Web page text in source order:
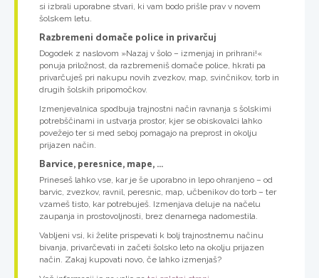
si izbrali uporabne stvari, ki vam bodo prišle prav v novem
šolskem letu.
Razbremeni domače police in privarčuj
Dogodek z naslovom »Nazaj v šolo – izmenjaj in prihrani!«
ponuja priložnost, da razbremeniš domače police, hkrati pa
privarčuješ pri nakupu novih zvezkov, map, svinčnikov, torb in
drugih šolskih pripomočkov.
Izmenjevalnica spodbuja trajnostni način ravnanja s šolskimi
potrebščinami in ustvarja prostor, kjer se obiskovalci lahko
povežejo ter si med seboj pomagajo na preprost in okolju
prijazen način.
Barvice, peresnice, mape, ...
Prineseš lahko vse, kar je še uporabno in lepo ohranjeno – od
barvic, zvezkov, ravnil, peresnic, map, učbenikov do torb – ter
vzameš tisto, kar potrebuješ. Izmenjava deluje na načelu
zaupanja in prostovoljnosti, brez denarnega nadomestila.
Vabljeni vsi, ki želite prispevati k bolj trajnostnemu načinu
bivanja, privarčevati in začeti šolsko leto na okolju prijazen
način. Zakaj kupovati novo, če lahko izmenjaš?